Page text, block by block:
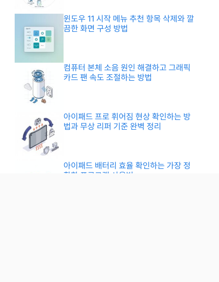
윈도우 11 시작 메뉴 추천 항목 삭제와 깔
끔한 화면 구성 방법
컴퓨터 본체 소음 원인 해결하고 그래픽
카드 팬 속도 조절하는 방법
아이패드 프로 휘어짐 현상 확인하는 방
법과 무상 리퍼 기준 완벽 정리
아이패드 배터리 효율 확인하는 가장 정
확한 프로그램 사용법